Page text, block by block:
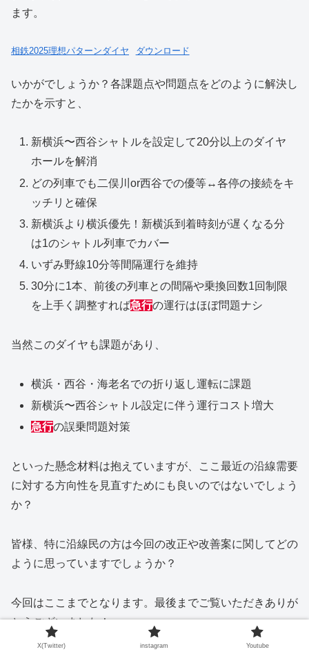
ます。
相鉄2025理想パターンダイヤ ダウンロード
いかがでしょうか？各課題点や問題点をどのように解決し
たかを示すと、
新横浜〜西谷シャトルを設定して20分以上のダイヤ
ホールを解消
どの列車でも二俣川or西谷での優等↔︎各停の接続をキ
ッチリと確保
新横浜より横浜優先！新横浜到着時刻が遅くなる分
は1のシャトル列車でカバー
いずみ野線10分等間隔運行を維持
30分に1本、前後の列車との間隔や乗換回数1回制限
を上手く調整すれば急行の運行はほぼ問題ナシ
当然このダイヤも課題があり、
横浜・西谷・海老名での折り返し運転に課題
新横浜〜西谷シャトル設定に伴う運行コスト増大
急行の誤乗問題対策
といった懸念材料は抱えていますが、ここ最近の沿線需要
に対する方向性を見直すためにも良いのではないでしょう
か？
皆様、特に沿線民の方は今回の改正や改善案に関してどの
ように思っていますでしょうか？
今回はここまでとなります。最後までご覧いただきありが
とうございました！
X(Twitter) instagram Youtube